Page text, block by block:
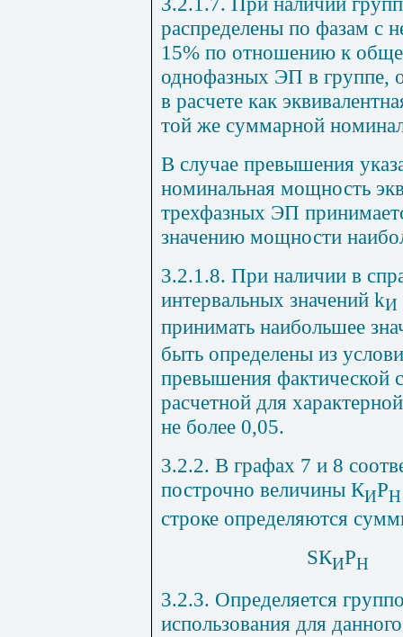
распределены по фазам с
15% по отношению к
однофазных ЭП в группе,
в расчете как
той же суммарной
В случае превышения
номинальная мощность
трехфазных ЭП
значению мощности
3.2.1.8. При наличии в
интервальных значений kИ
принимать наибольшее
быть определены из
превышения фактической
расчетной для
не более 0,05.
3.2.2. В графах 7 и 8
построчно величины КИРН
строке определяются
SКИРН
3.2.3. Определяется
использования для